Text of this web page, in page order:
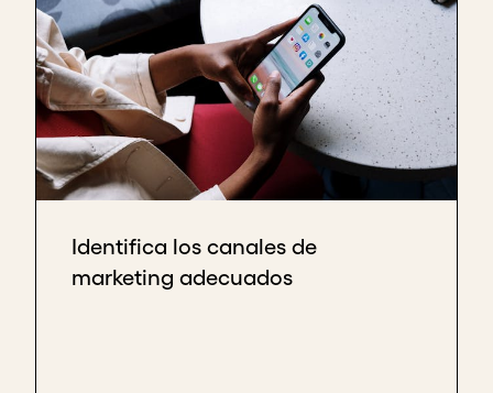
Identifica los canales de
marketing adecuados